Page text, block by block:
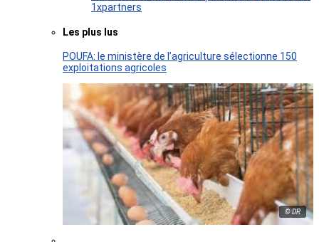
1xpartners
Les plus lus
POUFA: le ministère de l’agriculture sélectionne 150
exploitations agricoles
© DR